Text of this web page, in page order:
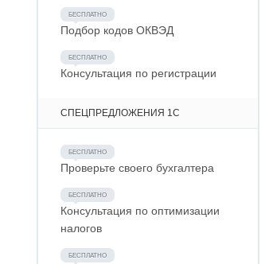
Подбор кодов ОКВЭД
Консультация по регистрации
СПЕЦПРЕДЛОЖЕНИЯ 1С
Проверьте своего бухгалтера
Консультация по оптимизации
налогов